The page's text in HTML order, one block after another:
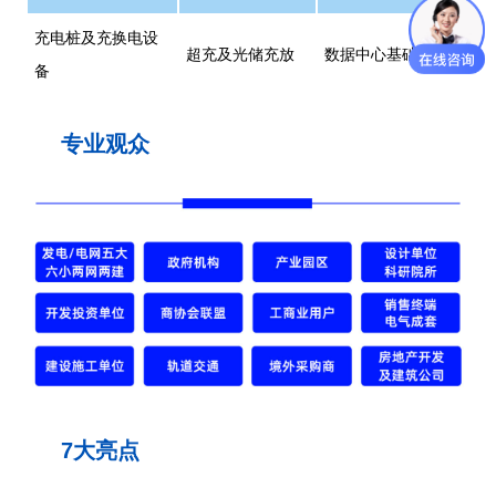
充电桩及充换电设
备
超充及光储充放 数据中心基础设施
专业观众
7大亮点